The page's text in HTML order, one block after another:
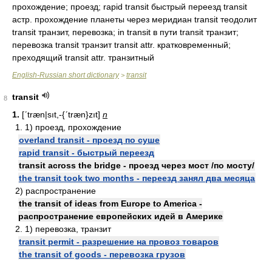
прохождение; проезд; rapid transit быстрый переезд transit
астр. прохождение планеты через меридиан transit теодолит
transit транзит, перевозка; in transit в пути transit транзит;
перевозка transit транзит transit attr. кратковременный;
преходящий transit attr. транзитный
English-Russian short dictionary> transit
8
transit
1. [ʹtræn|sıt,-{ʹtræn}zıt] n
1. 1) проезд, прохождение
overland transit - проезд по суше
rapid transit - быстрый переезд
transit across the bridge - проезд через мост /по мосту/
the transit took two months - переезд занял два месяца
2) распространение
the transit of ideas from Europe to America -
распространение европейских идей в Америке
2. 1) перевозка, транзит
transit permit - разрешение на провоз товаров
the transit of goods - перевозка грузов